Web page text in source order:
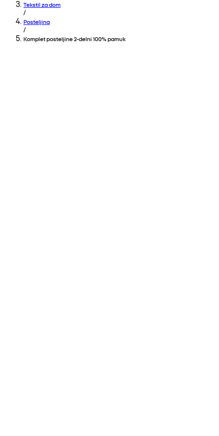
Tekstil za dom
/
Posteljina
/
Komplet posteljine 2-delni 100% pamuk